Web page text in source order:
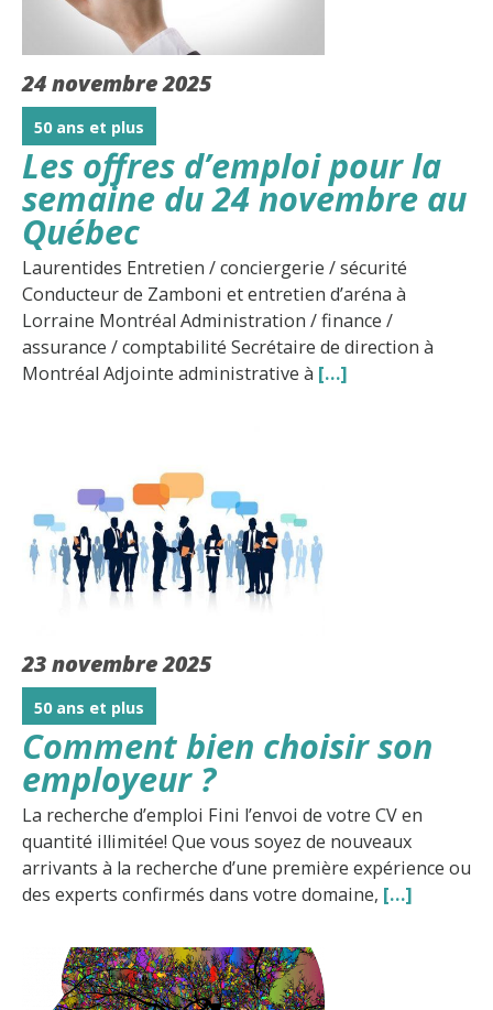
24 novembre 2025
50 ans et plus
Les offres d’emploi pour la
semaine du 24 novembre au
Québec
Laurentides Entretien / conciergerie / sécurité
Conducteur de Zamboni et entretien d’aréna à
Lorraine Montréal Administration / finance /
assurance / comptabilité Secrétaire de direction à
Montréal Adjointe administrative à […]
23 novembre 2025
50 ans et plus
Comment bien choisir son
employeur ?
La recherche d’emploi Fini l’envoi de votre CV en
quantité illimitée! Que vous soyez de nouveaux
arrivants à la recherche d’une première expérience ou
des experts confirmés dans votre domaine, […]